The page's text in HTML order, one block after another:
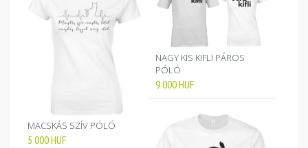
MACSKÁS SZÍV PÓLÓ
5 000HUF
NAGY KIS KIFLI PÁROS
PÓLÓ
9 000HUF